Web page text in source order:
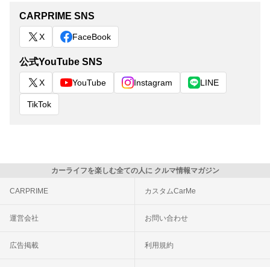
CARPRIME SNS
X FaceBook
公式YouTube SNS
X YouTube Instagram LINE
TikTok
カーライフを楽しむ全ての人に クルマ情報マガジン
CARPRIME カスタムCarMe
運営会社 お問い合わせ
広告掲載 利用規約